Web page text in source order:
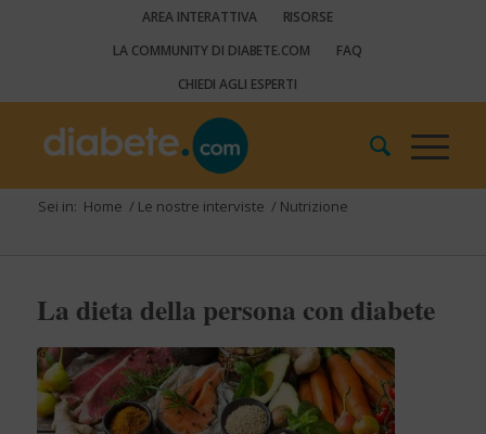
AREA INTERATTIVA
RISORSE
LA COMMUNITY DI DIABETE.COM
FAQ
CHIEDI AGLI ESPERTI
Sei in: Home / Le nostre interviste / Nutrizione
La dieta della persona con diabete